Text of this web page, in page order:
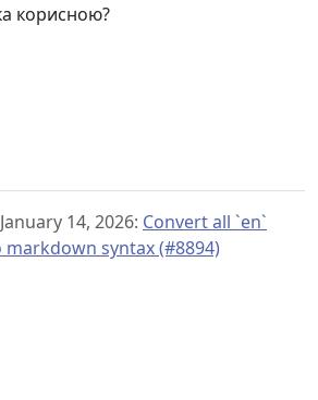
корисною?
14, 2026: Convert all `en`
syntax (#8894)